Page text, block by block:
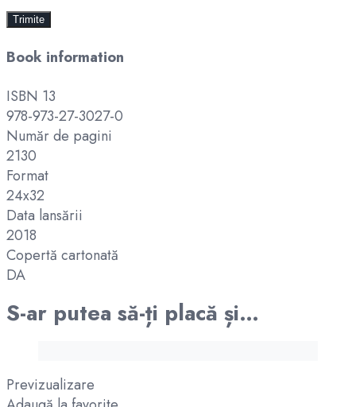
Book information
ISBN 13
978-973-27-3027-0
Număr de pagini
2130
Format
24x32
Data lansării
2018
Copertă cartonată
DA
S-ar putea să-ți placă și…
Previzualizare